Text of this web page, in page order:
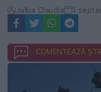
Jalba Claudia 1
COMENTEAZĂ